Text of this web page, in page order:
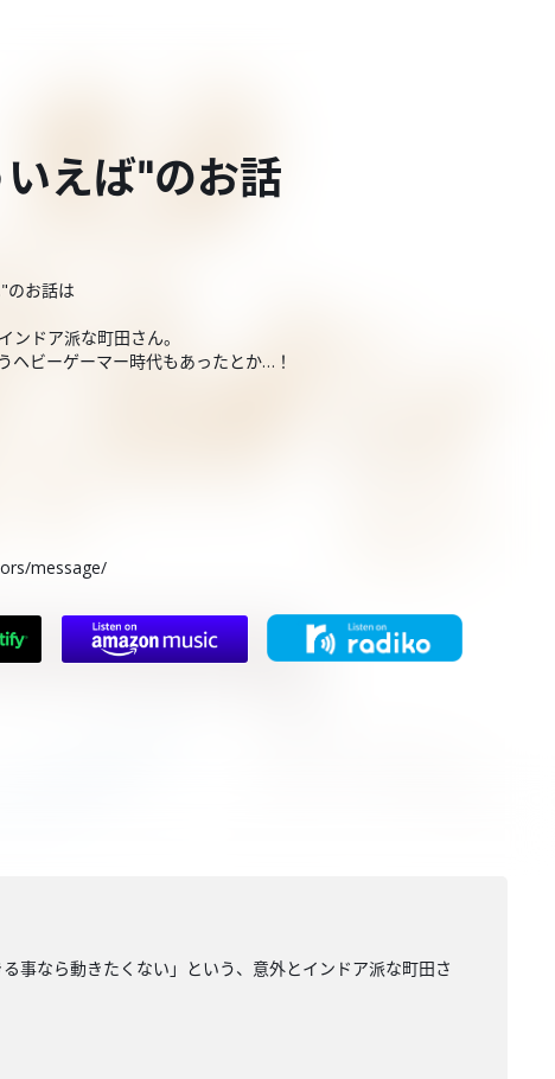
えば"のお話
のお話は
ンドア派な町田さん。
ヘビーゲーマー時代もあったとか…！
message/
事なら動きたくない」という、意外とインドア派な町田さ